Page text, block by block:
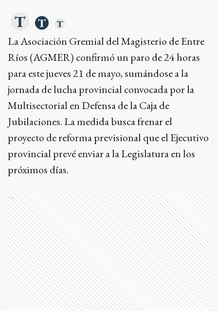
La Asociación Gremial del Magisterio de Entre
Ríos (AGMER) confirmó un paro de 24 horas
para este jueves 21 de mayo, sumándose a la
jornada de lucha provincial convocada por la
Multisectorial en Defensa de la Caja de
Jubilaciones. La medida busca frenar el
proyecto de reforma previsional que el Ejecutivo
provincial prevé enviar a la Legislatura en los
próximos días.
Ads